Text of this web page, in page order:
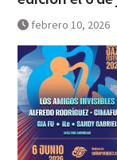
febrero 10, 2026